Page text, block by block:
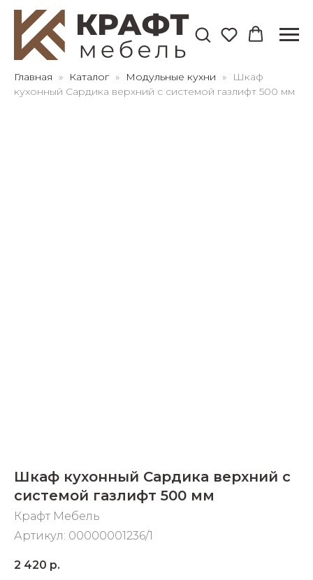
Главная Каталог Модульные кухни
Шкаф
кухонный Сардика верхний с системой газлифт 500 мм
Шкаф кухонный Сардика верхний с
системой газлифт 500 мм
Крафт Мебель
Артикул: 00000001236/1
2 420 р.
выбранный способом
Оставшиеся
списыватьсяс вашей карты